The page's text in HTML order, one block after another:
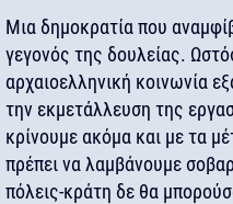
Μια δημοκρατία που
γεγονός της δουλείας.
αρχαιοελληνική κοινωνία
την εκμετάλλευση της
κρίνουμε ακόμα και με τα
πρέπει να λαμβάνουμε
πόλεις-κράτη δε θα